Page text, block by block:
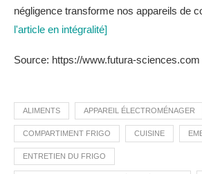
négligence transforme nos appareils de
l'article en intégralité]
Source: https://www.futura-sciences.com
ALIMENTS APPAREIL ÉLECTROMÉNAGER
COMPARTIMENT FRIGO CUISINE
ENTRETIEN DU FRIGO